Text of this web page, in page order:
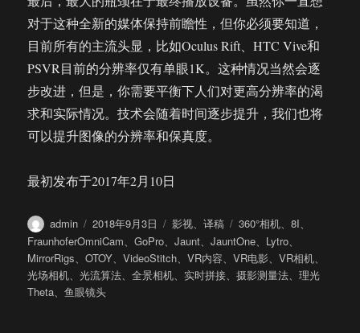
对于这种全新的媒体保持前瞻性，但你必须要知道，
目前所有的主流头显，比如Oculus Rift、HTC Vive和
PSVR目前的分辨率仅有单眼1K。这种情况当然会逐
步改进，但是，你需要平衡下人们对更高分辨率的渴
求和实际情况。技术会随着时间逐步提升，我们也将
可以提升图像的分辨率和保真度。
最初发布于2017年2月10日
作
者
admin
发
布
于
2018年9月3日
分
类
影视、译稿
标
签
360°相机、8I、
FraunhoferOmniCam、GoPro、Jaunt、JauntOne、 Lytro、
MirrorRigs、OTOY、VideoStitch、VR内容、VR电影、VR相机、
光场相机、光流算法、全景相机、实时拼接、摄影测量法、理光
Theta、鱼眼镜头